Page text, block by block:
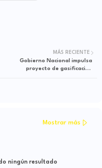
MÁS RECIENTE
Gobierno Nacional impulsa
proyecto de gasificación
Mostrar más
ningún resultado